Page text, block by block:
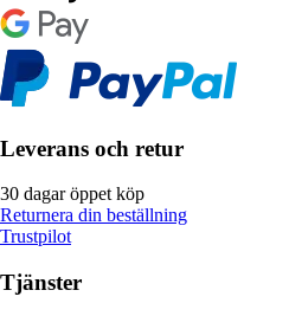
Leverans och retur
30 dagar öppet köp
Returnera din beställning
Trustpilot
Tjänster